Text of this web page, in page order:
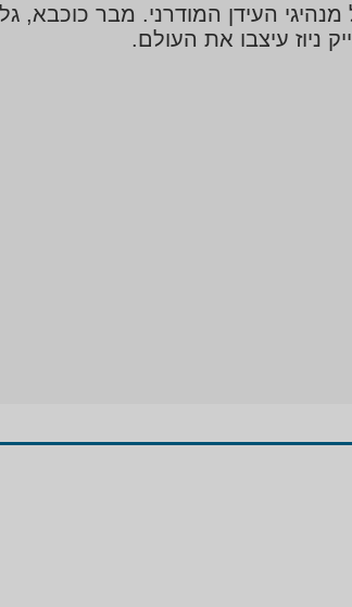
העידן המודרני. מבר כוכבא,
ניוז עיצבו את העולם.